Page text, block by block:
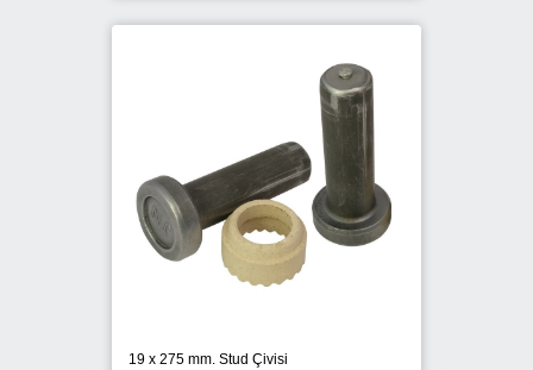
19 x 275 mm. Stud Çivisi